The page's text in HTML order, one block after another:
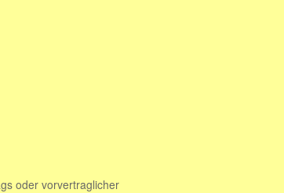
oder vorvertraglicher